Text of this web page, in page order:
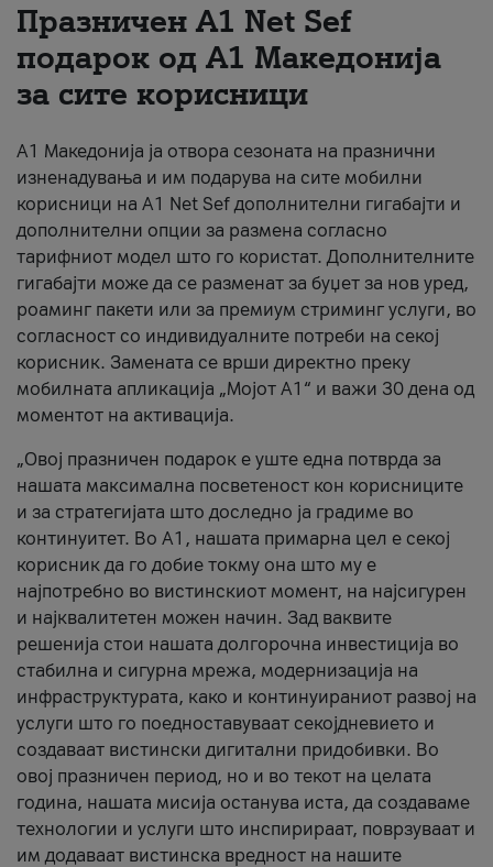
За нас
#ПодобарОнлајн
Празничен A1 Net Sеf
подарок од А1 Македонија
за сите корисници
А1 Македонија ја отвора сезоната на празнични
изненадувања и им подарува на сите мобилни
корисници на A1 Net Sef дополнителни гигабајти и
дополнителни опции за размена согласно
тарифниот модел што го користат. Дополнителните
гигабајти може да се разменат за буџет за нов уред,
роаминг пакети или за премиум стриминг услуги, во
согласност со индивидуалните потреби на секој
корисник. Замената се врши директно преку
мобилната апликација „Мојот А1“ и важи 30 дена од
моментот на активација.
„Овој празничен подарок е уште една потврда за
нашата максимална посветеност кон корисниците
и за стратегијата што доследно ја градиме во
континуитет. Во А1, нашата примарна цел е секој
корисник да го добие токму она што му е
најпотребно во вистинскиот момент, на најсигурен
и најквалитетен можен начин. Зад ваквите
решенија стои нашата долгорочна инвестиција во
стабилна и сигурна мрежа, модернизација на
инфраструктурата, како и континуираниот развој на
услуги што го поедноставуваат секојдневието и
создаваат вистински дигитални придобивки. Во
овој празничен период, но и во текот на целата
година, нашата мисија останува иста, да создаваме
технологии и услуги што инспирираат, поврзуваат и
им додаваат вистинска вредност на нашите